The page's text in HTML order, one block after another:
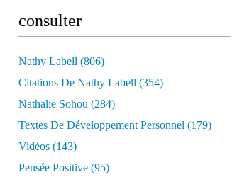
consulter
Nathy Labell (806)
Citations De Nathy Labell (354)
Nathalie Sohou (284)
Textes De Développement Personnel (179)
Vidéos (143)
Pensée Positive (95)